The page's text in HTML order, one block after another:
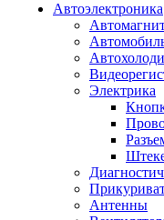
Автоэлектроника
Электрика
Антенны